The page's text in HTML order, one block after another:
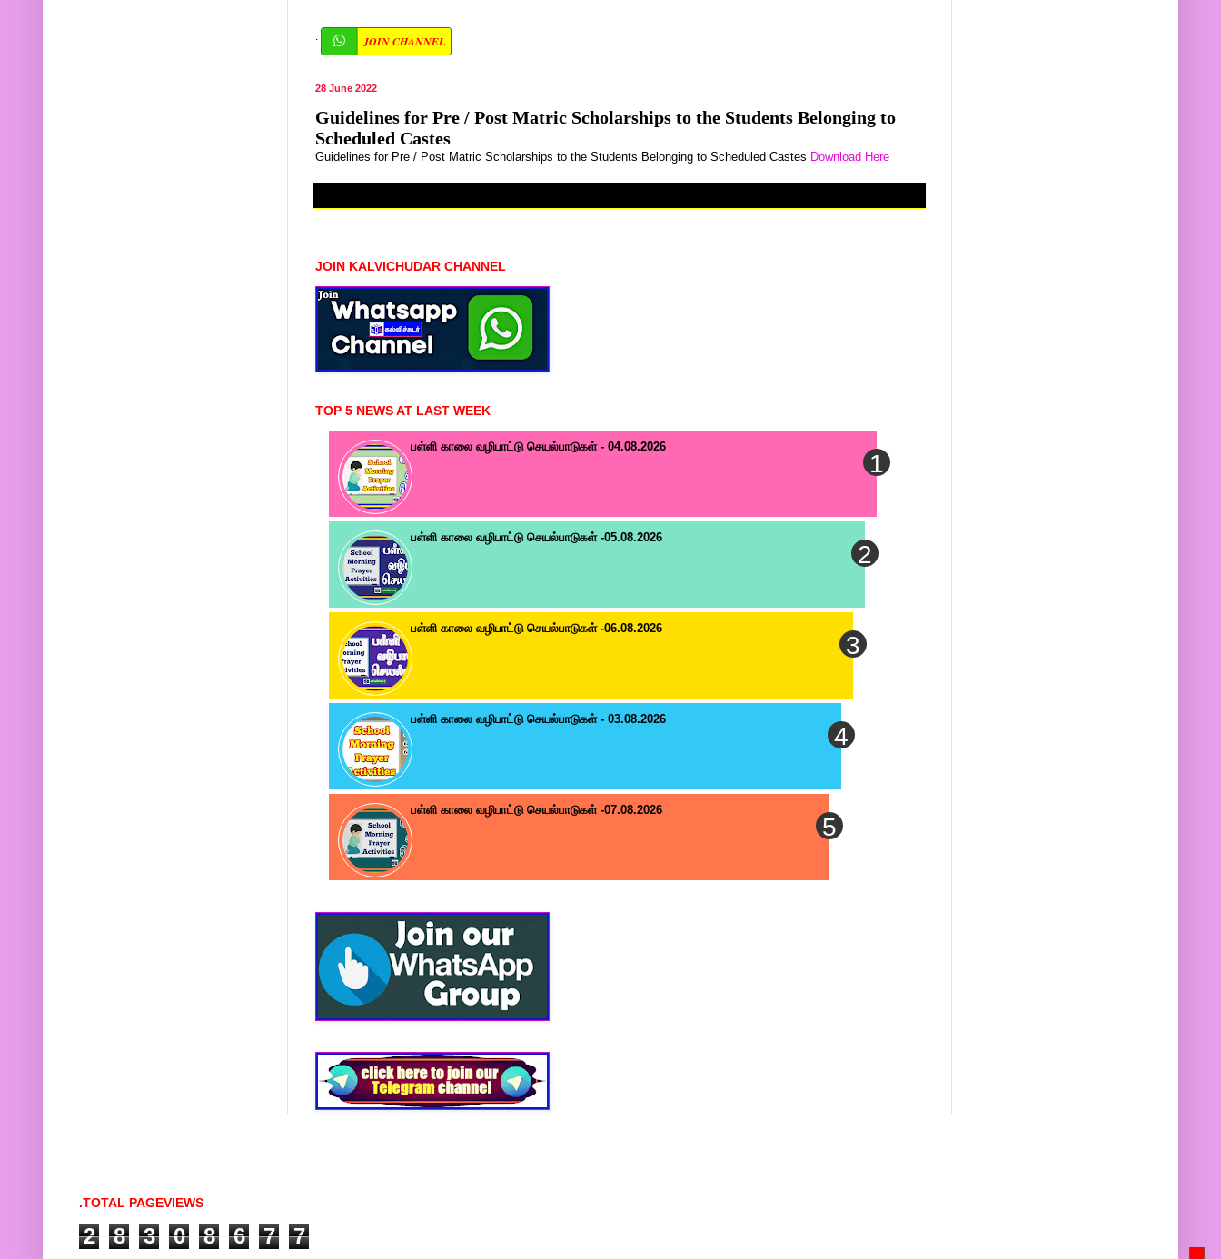
: JOIN CHANNEL
28 June 2022
Guidelines for Pre / Post Matric Scholarships to the Students Belonging to
Scheduled Castes
Guidelines for Pre / Post Matric Scholarships to the Students Belonging to Scheduled Castes Download Here
JOIN KALVICHUDAR CHANNEL
TOP 5 NEWS AT LAST WEEK
பள்ளி காலை வழிபாட்டு செயல்பாடுகள் - 04.08.2026
பள்ளி காலை வழிபாட்டு செயல்பாடுகள் -05.08.2026
பள்ளி காலை வழிபாட்டு செயல்பாடுகள் -06.08.2026
பள்ளி காலை வழிபாட்டு செயல்பாடுகள் - 03.08.2026
பள்ளி காலை வழிபாட்டு செயல்பாடுகள் -07.08.2026
.TOTAL PAGEVIEWS
2 8 3 0 8 6 7 7